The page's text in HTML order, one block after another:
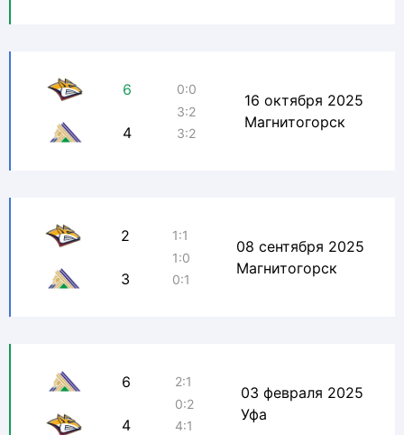
6
4
0:0
3:2
3:2
16 октября 2025
Магнитогорск
2
3
1:1
1:0
0:1
08 сентября 2025
Магнитогорск
6
4
2:1
0:2
4:1
03 февраля 2025
Уфа